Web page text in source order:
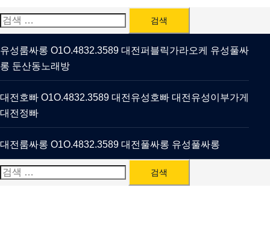
검
색:
유성룸싸롱 O1O.4832.3589 대전퍼블릭가라오케 유성풀싸
롱 둔산동노래방
대전호빠 O1O.4832.3589 대전유성호빠 대전유성이부가게
대전정빠
대전룸싸롱 O1O.4832.3589 대전풀싸롱 유성풀싸롱
검